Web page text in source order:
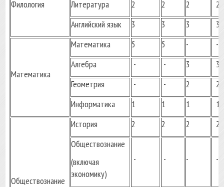
Филология
Литература
2 2 2
2
Английский язык
3 3 3 3
Математика
Математика 5 5 -
-
Алгебра
- - 3
3
Геометрия
- - 2
2
Информатика
1 1 1 1
Обществознание
История 2 2 2
2
Обществознание
(включая
экономику)
- - - -